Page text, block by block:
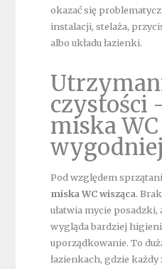
okazać się
instalacji, stelaża,
albo układu łazienki.
czystości
miska
Pod względem
miska WC wisząca.
ułatwia mycie posadzki,
wygląda bardziej
uporządkowanie. To
łazienkach, gdzie